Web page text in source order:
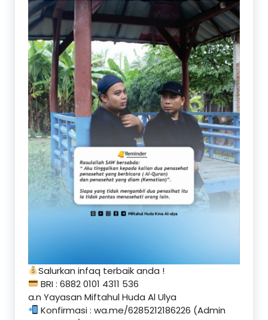
Salurkan infaq terbaik anda !
BRI : 6882 0101 4311 536
a.n Yayasan Miftahul Huda Al Ulya
Konfirmasi : wa.me/6285212186226 (Admin